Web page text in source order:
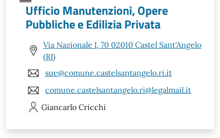
Ufficio Manutenzioni, Opere
Pubbliche e Edilizia Privata
Via Nazionale I, 70 02010 Castel Sant'Angelo
(RI)
sue@comune.castelsantangelo.ri.it
comune.castelsantangelo.ri@legalmail.it
Giancarlo Cricchi